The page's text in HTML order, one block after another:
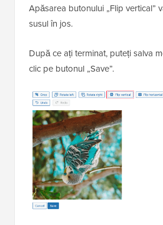
Apăsarea butonului „Flip vertical”
susul în jos.
După ce ați terminat, puteți salva
clic pe butonul „Save”.